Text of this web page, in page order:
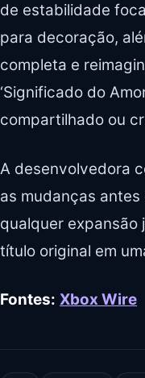
de estabilidade
para decoração,
completa e
‘Significado do
compartilhado ou
A desenvolvedora
as mudanças
qualquer expansão
título original em
Fontes: Xbox Wire